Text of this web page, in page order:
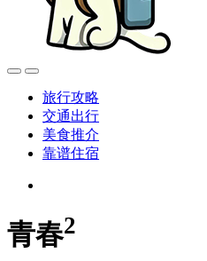
旅行攻略
交通出行
美食推介
靠谱住宿
青春2